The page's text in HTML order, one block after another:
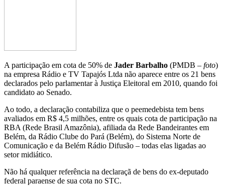
A participação em cota de 50% de Jader Barbalho (PMDB – foto)
na empresa Rádio e TV Tapajós Ltda não aparece entre os 21 bens
declarados pelo parlamentar à Justiça Eleitoral em 2010, quando foi
candidato ao Senado.
Ao todo, a declaração contabiliza que o peemedebista tem bens
avaliados em R$ 4,5 milhões, entre os quais cota de participação na
RBA (Rede Brasil Amazônia), afiliada da Rede Bandeirantes em
Belém, da Rádio Clube do Pará (Belém), do Sistema Norte de
Comunicação e da Belém Rádio Difusão – todas elas ligadas ao
setor midiático.
Não há qualquer referência na declaraçã de bens do ex-deputado
federal paraense de sua cota no STC.